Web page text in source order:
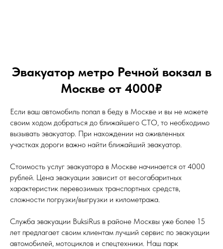
Эвакуатор метро Речной вокзал в
Москве от 4000₽
Если ваш автомобиль попал в беду в Москве и вы не можете
своим ходом добраться до ближайшего СТО, то необходимо
вызывать эвакуатор. При нахождении на оживленных
участках дороги важно найти ближайший эвакуатор.
Стоимость услуг эвакуатора в Москве начинается от 4000
рублей. Цена эвакуации зависит от весогабаритных
характеристик перевозимых транспортных средств,
сложности погрузки/выгрузки и километража.
Служба эвакуации BuksiRus в районе Москвы уже более 15
лет предлагает своим клиентам лучший сервис по эвакуации
автомобилей, мотоциклов и спецтехники. Наш парк